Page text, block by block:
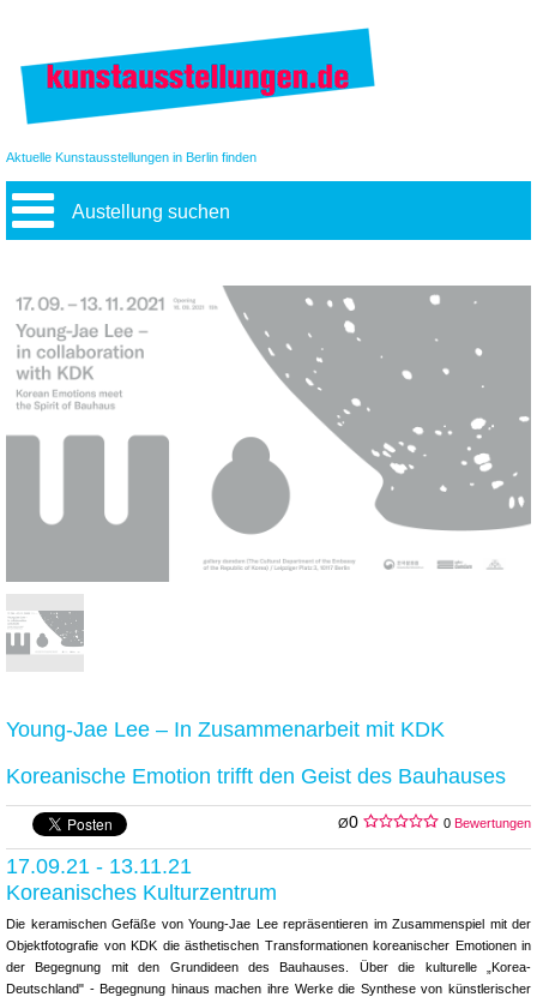
Aktuelle Kunstausstellungen in Berlin finden
Austellung suchen
Young-Jae Lee – In Zusammenarbeit mit KDK
Koreanische Emotion trifft den Geist des Bauhauses
Ø0 0 Bewertungen
17.09.21 - 13.11.21
Koreanisches Kulturzentrum
Die keramischen Gefäße von Young-Jae Lee repräsentieren im Zusammenspiel mit der
Objektfotografie von KDK die ästhetischen Transformationen koreanischer Emotionen in
der Begegnung mit den Grundideen des Bauhauses. Über die kulturelle „Korea-
Deutschland" - Begegnung hinaus machen ihre Werke die Synthese von künstlerischer